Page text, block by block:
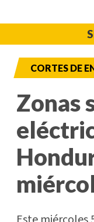
CORTES DE
Zonas